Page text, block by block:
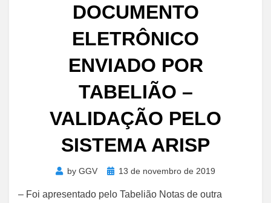
DOCUMENTO
ELETRÔNICO
ENVIADO POR
TABELIÃO –
VALIDAÇÃO PELO
SISTEMA ARISP
by GGV
Posted13 de novembro de 2019
– Foi apresentado pelo Tabelião Notas de outra